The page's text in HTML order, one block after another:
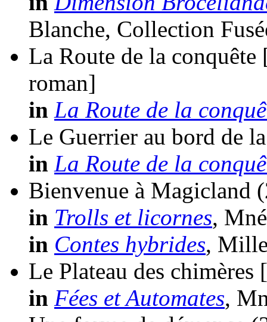
Blanche, Collection
La Route de la conquête
roman]
in La Route de la
Le Guerrier au bord de
in La Route de la
Bienvenue à Magicland
in Trolls et licornes,
in Contes hybrides,
Le Plateau des chimères [
in Fées et Automates,